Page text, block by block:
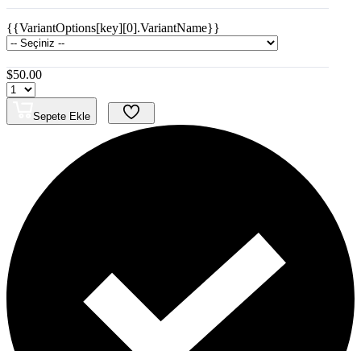
{{VariantOptions[key][0].VariantName}}
$50.00
Sepete Ekle